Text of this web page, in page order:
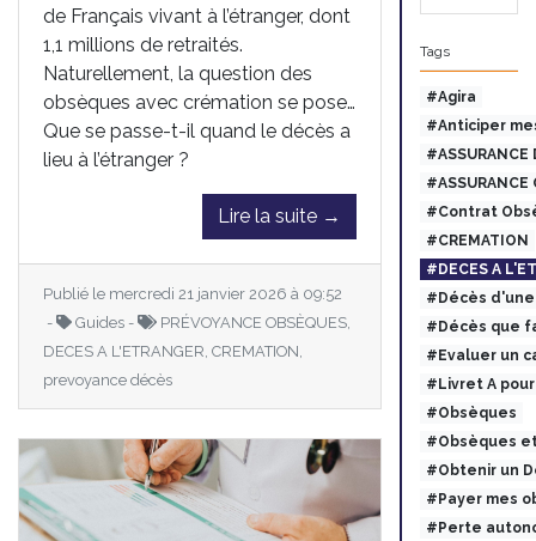
de Français vivant à l’étranger, dont
1,1 millions de retraités.
Naturellement, la question des
obsèques avec crémation se pose…
Que se passe-t-il quand le décès a
lieu à l’étranger ?
Lire la suite →
Publié le mercredi 21 janvier 2026 à 09:52
-
Guides -
PRÉVOYANCE OBSÈQUES,
DECES A L'ETRANGER, CREMATION,
prevoyance décès
Tags
#Agira
#Anticiper
#ASSURANCE
#ASSURANCE
#Contrat
#CREMATION
#DECES A
#Décès
#Décès que
#Evaluer un
#Livret A
#Obsèques
#Obsèques
#Obtenir un
#Payer mes
#Perte